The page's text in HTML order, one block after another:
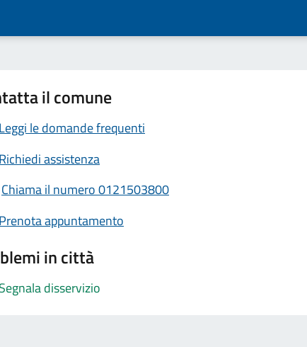
il comune
Leggi le domande frequenti
Richiedi assistenza
Chiama il numero 0121503800
Prenota appuntamento
in città
Segnala disservizio